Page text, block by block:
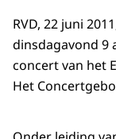
RVD, 22 juni
dinsdagavond 9
concert van het
Het